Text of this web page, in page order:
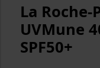
La
UVMune
SPF50+